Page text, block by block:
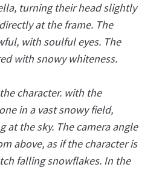
turning their head slightly
at the frame. The
with soulful eyes. The
with snowy whiteness.
character. with the
in a vast snowy field,
at the sky. The camera angle
above, as if the character is
falling snowflakes. In the